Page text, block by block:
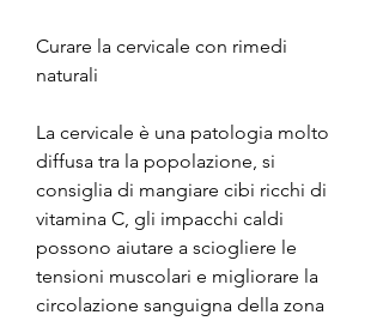
Curare la cervicale con rimedi
naturali
La cervicale è una patologia molto
diffusa tra la popolazione, si
consiglia di mangiare cibi ricchi di
vitamina C, gli impacchi caldi
possono aiutare a sciogliere le
tensioni muscolari e migliorare la
circolazione sanguigna della zona